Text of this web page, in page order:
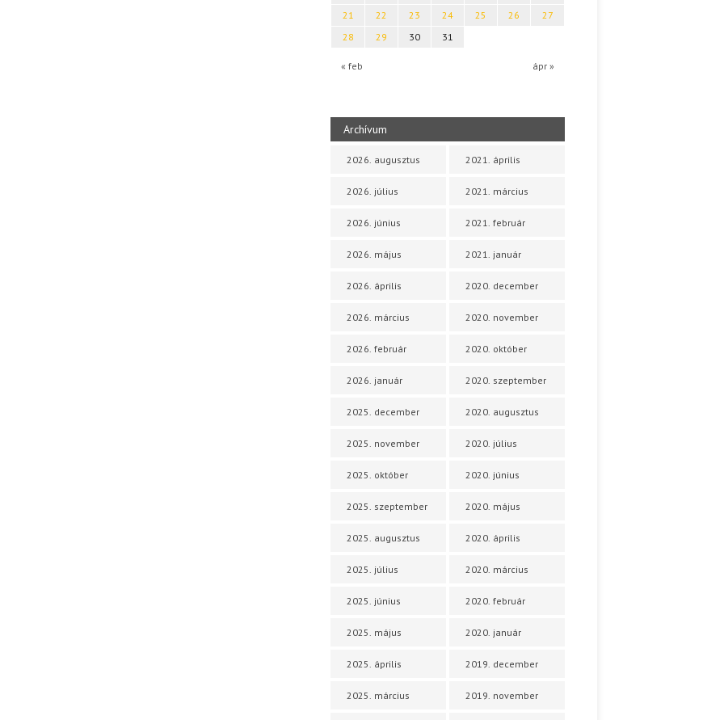
« feb ápr »
21
22 23 24 25 26
27
28
29 30 31
Archívum
2026. augusztus
2026. július
2026. június
2026. május
2026. április
2026. március
2026. február
2026. január
2025. december
2025. november
2025. október
2025. szeptember
2025. augusztus
2025. július
2025. június
2025. május
2025. április
2025. március
2021. április
2021. március
2021. február
2021. január
2020. december
2020. november
2020. október
2020. szeptember
2020. augusztus
2020. július
2020. június
2020. május
2020. április
2020. március
2020. február
2020. január
2019. december
2019. november